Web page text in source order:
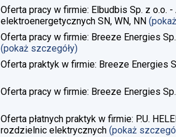
Oferta pracy w firmie: Elbudbis Sp. z
elektroenergetycznych SN, WN, NN
Oferta pracy w firmie: Breeze Energies
(pokaż szczegóły)
Oferta praktyk w firmie: Breeze Energies
Oferta pracy w firmie: Breeze Energies
Oferta płatnych praktyk w firmie: P.U.
rozdzielnic elektrycznych (pokaż